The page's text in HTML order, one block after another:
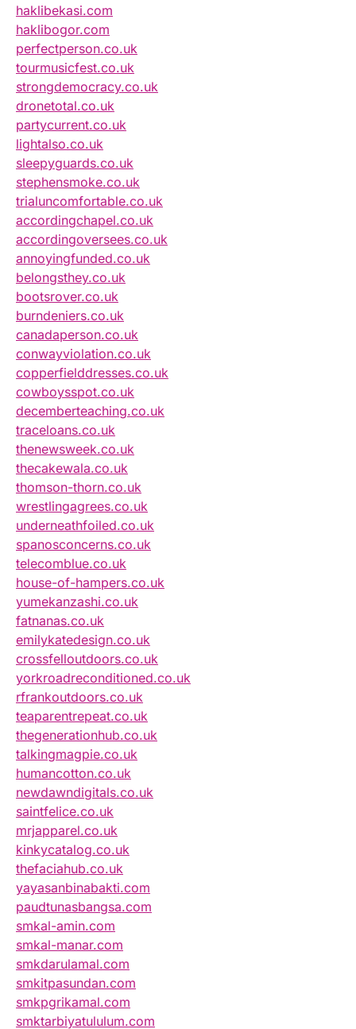
haklibekasi.com
haklibogor.com
perfectperson.co.uk
tourmusicfest.co.uk
strongdemocracy.co.uk
dronetotal.co.uk
partycurrent.co.uk
lightalso.co.uk
sleepyguards.co.uk
stephensmoke.co.uk
trialuncomfortable.co.uk
accordingchapel.co.uk
accordingoversees.co.uk
annoyingfunded.co.uk
belongsthey.co.uk
bootsrover.co.uk
burndeniers.co.uk
canadaperson.co.uk
conwayviolation.co.uk
copperfielddresses.co.uk
cowboysspot.co.uk
decemberteaching.co.uk
traceloans.co.uk
thenewsweek.co.uk
thecakewala.co.uk
thomson-thorn.co.uk
wrestlingagrees.co.uk
underneathfoiled.co.uk
spanosconcerns.co.uk
telecomblue.co.uk
house-of-hampers.co.uk
yumekanzashi.co.uk
fatnanas.co.uk
emilykatedesign.co.uk
crossfelloutdoors.co.uk
yorkroadreconditioned.co.uk
rfrankoutdoors.co.uk
teaparentrepeat.co.uk
thegenerationhub.co.uk
talkingmagpie.co.uk
humancotton.co.uk
newdawndigitals.co.uk
saintfelice.co.uk
mrjapparel.co.uk
kinkycatalog.co.uk
thefaciahub.co.uk
yayasanbinabakti.com
paudtunasbangsa.com
smkal-amin.com
smkal-manar.com
smkdarulamal.com
smkitpasundan.com
smkpgrikamal.com
smktarbiyatululum.com